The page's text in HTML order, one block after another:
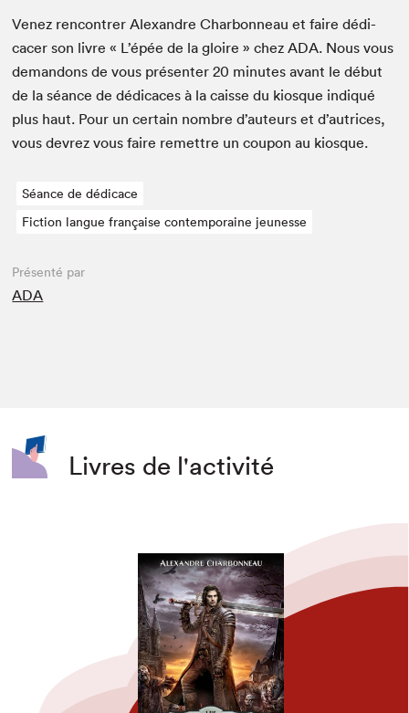
Venez ren­con­tr­er Alexan­dre Char­bon­neau et faire dédi­
cac­er son livre « L’épée de la gloire » chezADA. Nous vous
deman­dons de vous présen­ter20 min­utes avant le début
de la séance de dédi­caces à la caisse du kiosque indiqué
plus haut. Pour un cer­tain nom­bre d’auteurs et d’autrices,
vous devrez vous faire remet­tre un coupon au kiosque.
Séance de dédicace
Fiction langue française contemporaine jeunesse
Présenté par
ADA
Livres de l'activité